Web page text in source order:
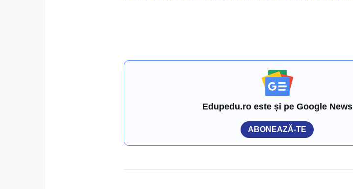
Edupedu.ro este și pe Google News
ABONEAZĂ-TE